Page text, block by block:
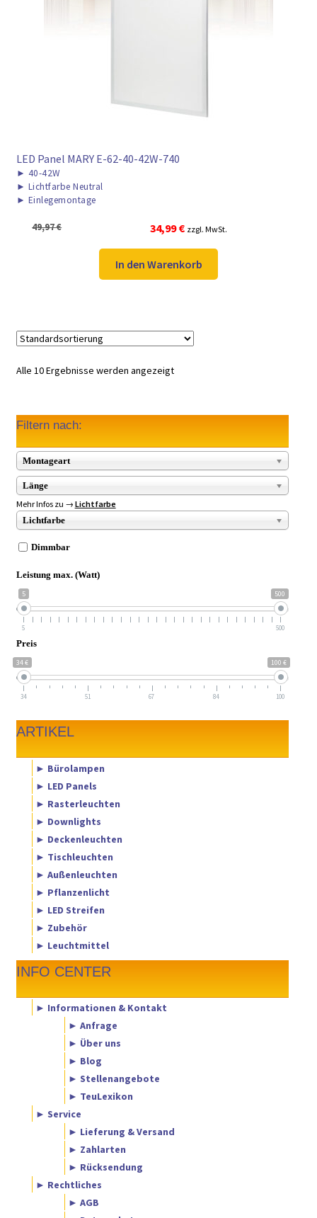
LED Panel MARY E-62-40-42W-740
► 40-42W
► Lichtfarbe Neutral
► Einlegemontage
49,97€
Ursprünglicher
war:
49,97 €
34,99€Aktueller
ist:
34,99 €.
zzgl. MwSt.
In den Warenkorb
Alle 10 Ergebnisse werden angezeigt
Filtern nach:
Montageart
Länge
Mehr Infos zu → Lichtfarbe
Lichtfarbe
Dimmbar
Leistung max. (Watt)
5 500
5 500
Preis
34 € 100 €
34 51 67 84 100
ARTIKEL
► Bürolampen
► LED Panels
► Rasterleuchten
► Downlights
► Deckenleuchten
► Tischleuchten
► Außenleuchten
► Pflanzenlicht
► LED Streifen
► Zubehör
► Leuchtmittel
INFO CENTER
► Informationen & Kontakt
► Anfrage
► Über uns
► Blog
► Stellenangebote
► TeuLexikon
► Service
► Lieferung & Versand
► Zahlarten
► Rücksendung
► Rechtliches
► AGB